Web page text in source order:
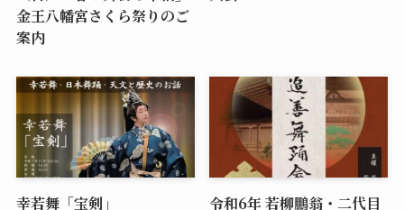
金王八幡宮さくら祭りのご
案内
幸若舞「宝剣」
令和6年 若柳鵬翁・二代目